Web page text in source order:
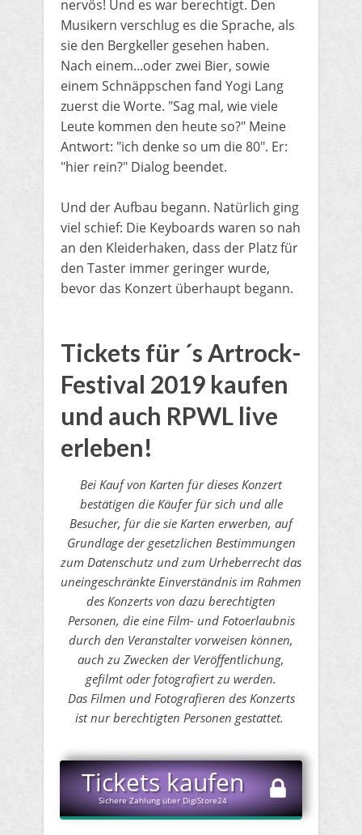
nervös! Und es war berechtigt. Den
Musikern verschlug es die Sprache, als
sie den Bergkeller gesehen haben.
Nach einem...oder zwei Bier, sowie
einem Schnäppschen fand Yogi Lang
zuerst die Worte. "​Sag mal, wie viele
Leute kommen den heute so?" Meine
Antwort: "ich denke so um die 80". Er:
"hier rein?" Dialog beendet.
​Und der Aufbau begann. Natürlich ging
viel schief: Die Keyboards waren so nah
an den Kleiderhaken, dass der Platz für
den Taster immer geringer wurde,
bevor das Konzert überhaupt begann.
Tickets für ´s Artrock-
Festival 2019 kaufen
und auch RPWL live
erleben!
Bei Kauf von Karten für dieses Konzert
bestätigen die Käufer für sich und alle
Besucher, für die sie Karten erwerben, auf
Grundlage der gesetzlichen Bestimmungen
zum Datenschutz und zum Urheberrecht das
uneingeschränkte Einverständnis im Rahmen
des Konzerts von dazu berechtigten
Personen, die eine Film- und Fotoerlaubnis
durch den Veranstalter vorweisen können,
auch zu Zwecken der Veröffentlichung,
gefilmt oder fotografiert zu werden.
Das Filmen und Fotografieren des Konzerts
ist nur berechtigten Personen gestattet.
​Tickets kaufen
Sichere Zahlung über DigiStore24